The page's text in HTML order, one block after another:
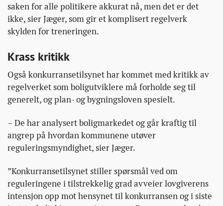
saken for alle politikere akkurat nå, men det er det
ikke, sier Jæger, som gir et komplisert regelverk
skylden for treneringen.
Krass kritikk
Også konkurransetilsynet har kommet med kritikk av
regelverket som boligutviklere må forholde seg til
generelt, og plan- og bygningsloven spesielt.
– De har analysert boligmarkedet og går kraftig til
angrep på hvordan kommunene utøver
reguleringsmyndighet, sier Jæger.
”Konkurransetilsynet stiller spørsmål ved om
reguleringene i tilstrekkelig grad avveier lovgiverens
intensjon opp mot hensynet til konkurransen og i siste